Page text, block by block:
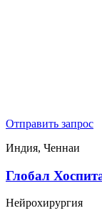
Отправить запрос
Индия, Ченнаи
Глобал
Нейрохирургия